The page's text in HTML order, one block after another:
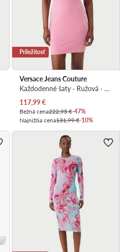
Príležitosť
Versace Jeans Couture
Každodenné šaty · Ružová · Mini
Aktuálna cena
117,99€
Bežná cena222,95 €-47%
Najnižšia cena131,99 €-10%